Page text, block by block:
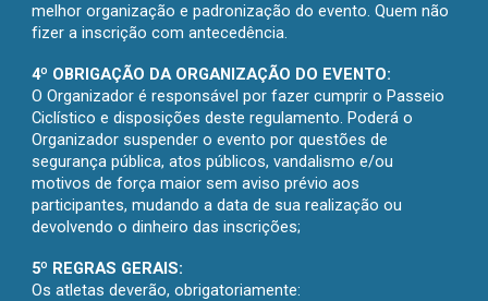
melhor organização e padronização do evento. Quem não
fizer a inscrição com antecedência.
4º OBRIGAÇÃO DA ORGANIZAÇÃO DO EVENTO:
O Organizador é responsável por fazer cumprir o Passeio
Ciclístico e disposições deste regulamento. Poderá o
Organizador suspender o evento por questões de
segurança pública, atos públicos, vandalismo e/ou
motivos de força maior sem aviso prévio aos
participantes, mudando a data de sua realização ou
devolvendo o dinheiro das inscrições;
5º REGRAS GERAIS:
Os atletas deverão, obrigatoriamente: